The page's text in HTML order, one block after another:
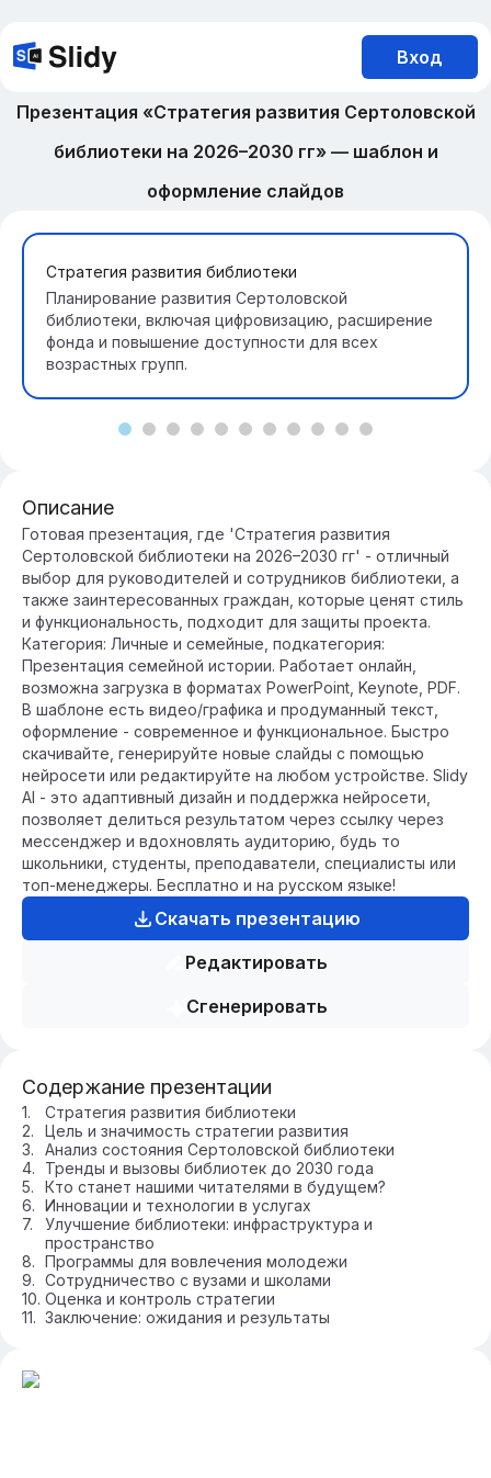
Вход
Презентация «Стратегия развития Сертоловской
библиотеки на 2026–2030 гг» — шаблон и
оформление слайдов
Стратегия развития библиотеки
Планирование развития Сертоловской
библиотеки, включая цифровизацию, расширение
фонда и повышение доступности для всех
возрастных групп.
Описание
Готовая презентация, где 'Стратегия развития
Сертоловской библиотеки на 2026–2030 гг' - отличный
выбор для руководителей и сотрудников библиотеки, а
также заинтересованных граждан, которые ценят стиль
и функциональность, подходит для защиты проекта.
Категория: Личные и семейные, подкатегория:
Презентация семейной истории. Работает онлайн,
возможна загрузка в форматах PowerPoint, Keynote, PDF.
В шаблоне есть видео/графика и продуманный текст,
оформление - современное и функциональное. Быстро
скачивайте, генерируйте новые слайды с помощью
нейросети или редактируйте на любом устройстве. Slidy
AI - это адаптивный дизайн и поддержка нейросети,
позволяет делиться результатом через ссылку через
мессенджер и вдохновлять аудиторию, будь то
школьники, студенты, преподаватели, специалисты или
топ-менеджеры. Бесплатно и на русском языке!
Скачать презентацию
Редактировать
Сгенерировать
Содержание презентации
Стратегия развития библиотеки
Цель и значимость стратегии развития
Анализ состояния Сертоловской библиотеки
Тренды и вызовы библиотек до 2030 года
Кто станет нашими читателями в будущем?
Инновации и технологии в услугах
Улучшение библиотеки: инфраструктура и
пространство
Программы для вовлечения молодежи
Сотрудничество с вузами и школами
Оценка и контроль стратегии
Заключение: ожидания и результаты